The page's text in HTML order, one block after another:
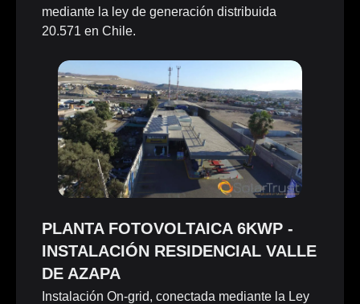
mediante la ley de generación distribuida
20.571 en Chile.
PLANTA FOTOVOLTAICA 6KWP -
INSTALACIÓN RESIDENCIAL VALLE
DE AZAPA
Instalación On-grid, conectada mediante la Ley